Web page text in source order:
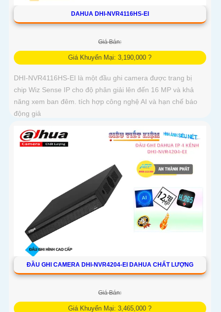
DAHUA DHI-NVR4116HS-EI
Giá Bán:
Giá Khuyến Mại: 3,190,000 ?
DHI-NVR4116HS-EI là một đầu ghi camera được trang bị
chip Wiz Sense IP cho độ phân giải lên đến 16 MP và khả
năng xem ban đêm. tích hợp công nghệ AI và hạn chế báo
động giả
ĐẦU GHI CAMERA DHI-NVR4204-EI DAHUA CHẤT LƯỢNG
Giá Bán:
Giá Khuyến Mại: 3,465,000 ?